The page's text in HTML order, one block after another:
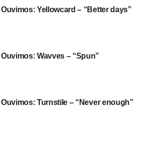
Ouvimos: Yellowcard – “Better days”
Ouvimos: Wavves – “Spun”
Ouvimos: Turnstile – “Never enough”